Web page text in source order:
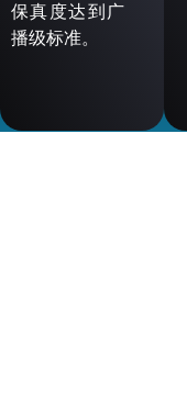
保真度达到广
播级标准。